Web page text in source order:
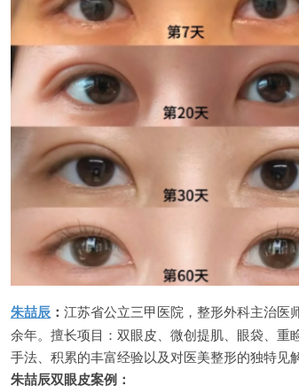
朱喆辰 ： 江苏省公立三甲医院，整形外科主治医
余年。擅长项目：双眼皮、微创提肌、眼袋、
手法、积累的丰富经验以及对医美整形的独特见
朱喆辰双眼皮案例：